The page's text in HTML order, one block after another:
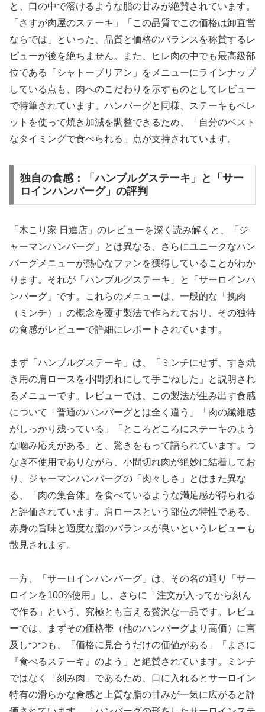
と、口の中で溶けるような脂の甘みが絶賛されています。
「さすが肉屋のステーキ」「この品質でこの価格は卸直営
ならでは」といった、品質と価格のバランスを称賛するレ
ビューが後を絶ちません。また、ヒレ肉の中でも最高級部
位である「シャトーブリアン」をメニューにラインナップ
している点も、肉へのこだわりを示すものとしてレビュー
で特筆されています。ハンバーグと同様、ステーキもペレ
ットを使って焼き加減を調整できるため、「自分のベスト
なタイミングで食べられる」点が支持されています。
独自の食感：「ハンブルグステーキ」と「サー
ロインハンバーグ」の評判
「木こり家 日進店」のレビューを深く読み解くと、「ジ
ャーマンハンバーグ」とは異なる、さらにユニークなハン
バーグメニューが熱心なファンを獲得していることがわか
ります。それが「ハンブルグステーキ」と「サーロインハ
ンバーグ」です。これらのメニューは、一般的な「挽肉
（ミンチ）」の概念を覆す製法で作られており、その独特
の食感がレビューで詳細にレポートされています。
まず「ハンブルグステーキ」は、「ミンチにせず、すき焼
き用の肩ロースを小間切れにして手ごねした」と説明され
るメニューです。レビューでは、この製法が生み出す食感
について「普通のハンバーグとは全く違う」「肉の繊維感
がしっかり残っている」「ところどころにステーキのよう
な噛み応えがある」と、驚きをもって語られています。つ
なぎ不使用でありながら、小間切れ肉が絶妙に結着してお
り、ジャーマンハンバーグの「肉々しさ」とはまた異な
る、「肉の集合体」を食べているような満足感が得られる
と評価されています。肩ロースという部位の特性である、
赤身の旨味と適度な脂のバランスが良いというレビューも
散見されます。
一方、「サーロインハンバーグ」は、その名の通り「サー
ロインを100%使用」し、さらに「注文が入ってから刻ん
で作る」という、究極とも言える贅沢な一品です。レビュ
ーでは、まずその価格帯（他のハンバーグより高価）に言
及しつつも、「価格に見合うだけの価値がある」「まさに
『食べるステーキ』のよう」と絶賛されています。ミンチ
ではなく「刻み肉」であるため、口に入れるとサーロイン
特有の滑らかな食感と上質な脂の甘みが一気に広がると評